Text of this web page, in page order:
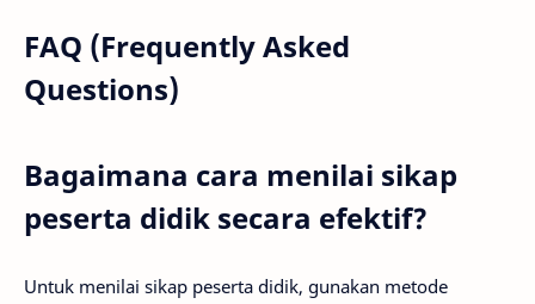
FAQ (Frequently Asked
Questions)
Bagaimana cara menilai sikap
peserta didik secara efektif?
Untuk menilai sikap peserta didik, gunakan metode